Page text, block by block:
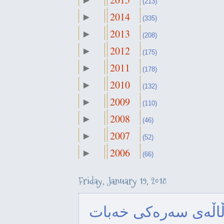
► October
► September
► August
► July (19)
► June (15)
► May (14)
► April (23)
► March
► February
▼ January
چی بە وەزیری پێشمەرگە
وتوە
یەکگرتنەوەی دێموکرات و
► 2014 (335)
► 2013 (208)
► 2012 (175)
► 2011 (178)
► 2010 (132)
► 2009 (110)
► 2008 (46)
► 2007 (52)
► 2006 (66)
Friday, January 19, 2018
سەرەکی خەبات